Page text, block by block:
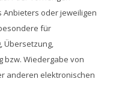
Anbieters oder jeweiligen
für
Übersetzung,
bzw. Wiedergabe von
anderen elektronischen